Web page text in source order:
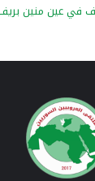
في عين منين